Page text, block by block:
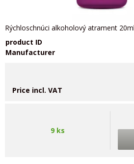
Rýchloschnúci alkoholový atrament
product ID
Manufacturer
Price incl. VAT
9 ks